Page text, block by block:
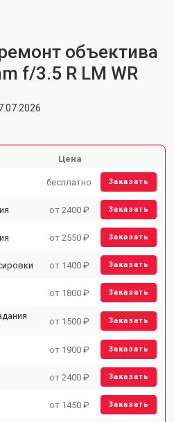
объектива
f/3.5 R LM WR
Цена
бесплатно Заказать
от 2400 ₽ Заказать
от 2550 ₽ Заказать
от 1400 ₽ Заказать
от 1800 ₽ Заказать
от 1500 ₽ Заказать
от 1900 ₽ Заказать
от 2400 ₽ Заказать
от 1450 ₽ Заказать